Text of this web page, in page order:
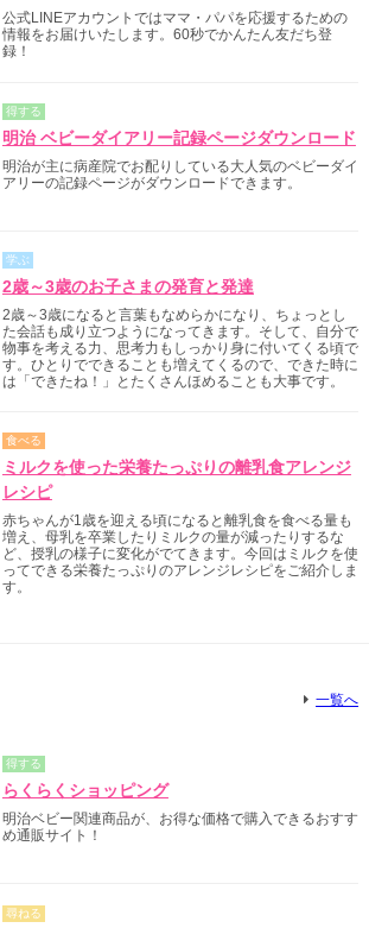
公式LINEアカウントではママ・パパを応援するための
情報をお届けいたします。60秒でかんたん友だち登
録！
得する
明治 ベビーダイアリー記録ページダウンロード
明治が主に病産院でお配りしている大人気のベビーダイ
アリーの記録ページがダウンロードできます。
学ぶ
2歳～3歳のお子さまの発育と発達
2歳～3歳になると言葉もなめらかになり、ちょっとし
た会話も成り立つようになってきます。そして、自分で
物事を考える力、思考力もしっかり身に付いてくる頃で
す。ひとりでできることも増えてくるので、できた時に
は「できたね！」とたくさんほめることも大事です。
食べる
ミルクを使った栄養たっぷりの離乳食アレンジ
レシピ
赤ちゃんが1歳を迎える頃になると離乳食を食べる量も
増え、母乳を卒業したりミルクの量が減ったりするな
ど、授乳の様子に変化がでてきます。今回はミルクを使
ってできる栄養たっぷりのアレンジレシピをご紹介しま
す。
一覧へ
得する
らくらくショッピング
明治ベビー関連商品が、お得な価格で購入できるおすす
め通販サイト！
尋ねる